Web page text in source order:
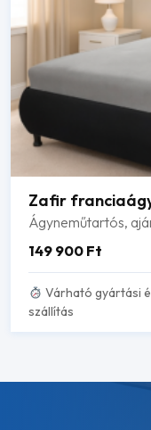
Zafir
Ágyneműtartós,
149 900 Ft
Várható gyártási
szállítás